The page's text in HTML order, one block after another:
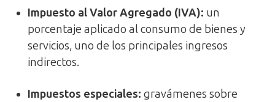
Impuesto al Valor Agregado (IVA): un
porcentaje aplicado al consumo de bienes y
servicios, uno de los principales ingresos
indirectos.
Impuestos especiales: gravámenes sobre